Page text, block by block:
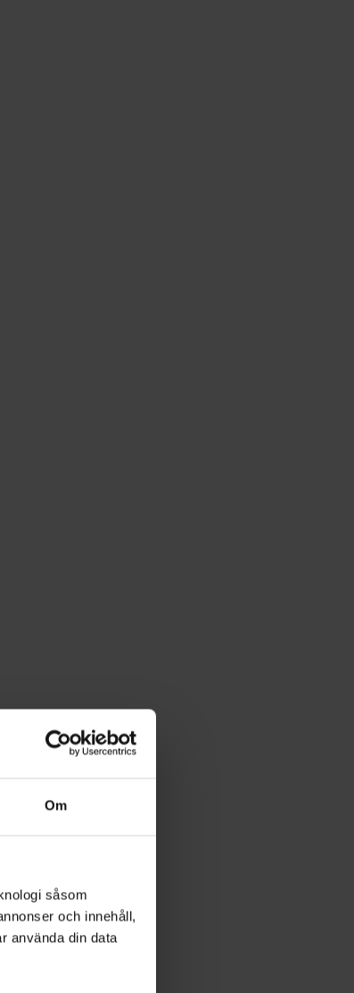
Om
såsom
och innehåll,
använda din data